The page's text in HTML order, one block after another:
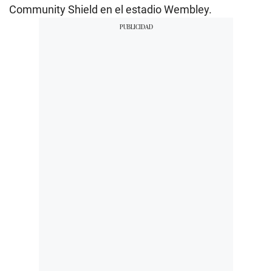
Community Shield en el estadio Wembley.